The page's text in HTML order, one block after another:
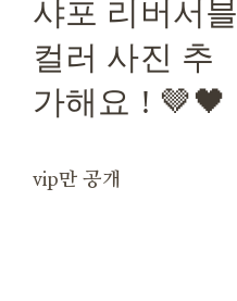
샤포 리버서블
컬러 사진 추
가해요 ! 🤎🖤
vip만 공개